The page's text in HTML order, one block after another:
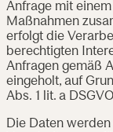
Anfrage mit
Maßnahmen
erfolgt die
berechtigten
Anfragen gemäß
eingeholt, auf
Abs. 1 lit. a
Die Daten